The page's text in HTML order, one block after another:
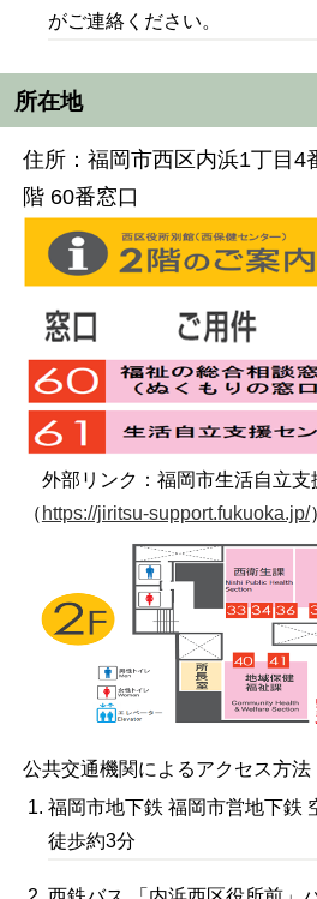
がご連絡ください。
所在地
住所：福岡市西区内浜1丁目4
階 60番窓口
外部リンク：福岡市生活自立支
（ https://jiritsu-support.fukuoka.jp/
公共交通機関によるアクセス方法
福岡市地下鉄 福岡市営地下鉄
徒歩約3分